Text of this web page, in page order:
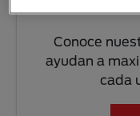
Conoce
ayudan a
cada